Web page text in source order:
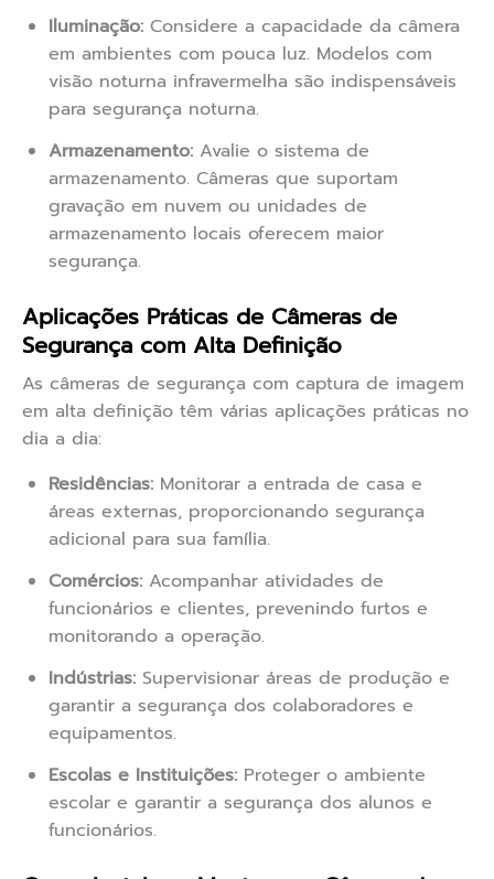
Iluminação: Considere a capacidade da câmera
em ambientes com pouca luz. Modelos com
visão noturna infravermelha são indispensáveis
para segurança noturna.
Armazenamento: Avalie o sistema de
armazenamento. Câmeras que suportam
gravação em nuvem ou unidades de
armazenamento locais oferecem maior
segurança.
Aplicações Práticas de Câmeras de
Segurança com Alta Definição
As câmeras de segurança com captura de imagem
em alta definição têm várias aplicações práticas no
dia a dia:
Residências: Monitorar a entrada de casa e
áreas externas, proporcionando segurança
adicional para sua família.
Comércios: Acompanhar atividades de
funcionários e clientes, prevenindo furtos e
monitorando a operação.
Indústrias: Supervisionar áreas de produção e
garantir a segurança dos colaboradores e
equipamentos.
Escolas e Instituições: Proteger o ambiente
escolar e garantir a segurança dos alunos e
funcionários.